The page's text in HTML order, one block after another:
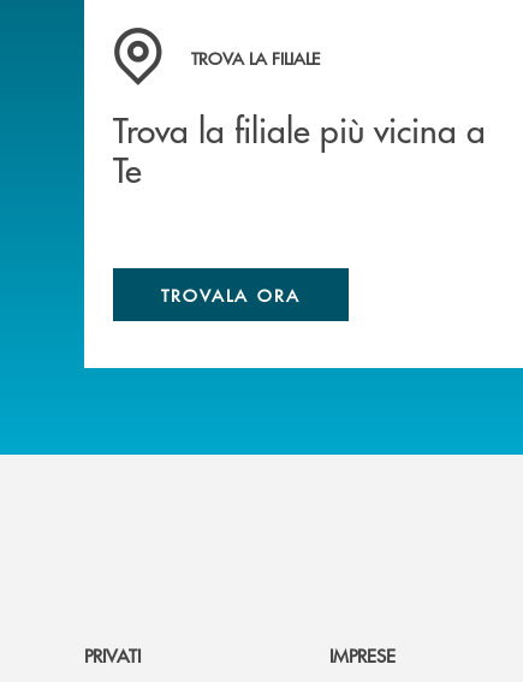
Trova la filiale più vicina a Te
TROVA LA FILIALE
Trova la filiale più vicina a
Te
TROVALA ORA
PRIVATI
IMPRESE